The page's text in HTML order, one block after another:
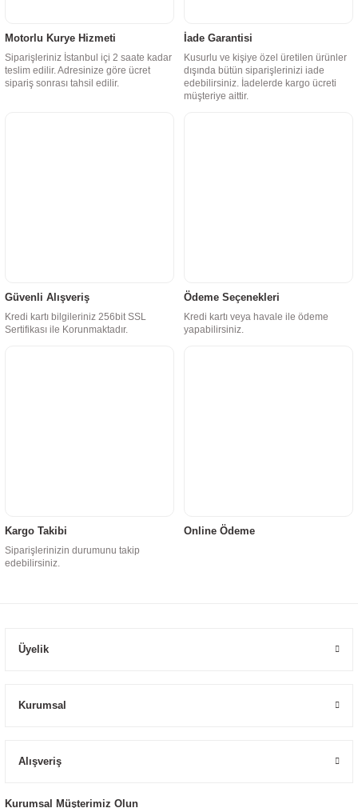
Motorlu Kurye Hizmeti
Siparişleriniz İstanbul içi 2 saate kadar
teslim edilir. Adresinize göre ücret
sipariş sonrası tahsil edilir.
İade Garantisi
Kusurlu ve kişiye özel üretilen ürünler
dışında bütün siparişlerinizi iade
edebilirsiniz. İadelerde kargo ücreti
müşteriye aittir.
Güvenli Alışveriş
Kredi kartı bilgileriniz 256bit SSL
Sertifikası ile Korunmaktadır.
Ödeme Seçenekleri
Kredi kartı veya havale ile ödeme
yapabilirsiniz.
Kargo Takibi
Siparişlerinizin durumunu takip
edebilirsiniz.
Online Ödeme
Üyelik
Kurumsal
Alışveriş
Kurumsal Müşterimiz Olun